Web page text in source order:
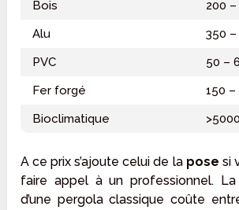
Bois
200
Alu
350
PVC
50 –
Fer forgé
150
Bioclimatique
A ce prix s’ajoute celui de la pose si
faire appel à un professionnel.
d’une pergola classique coûte